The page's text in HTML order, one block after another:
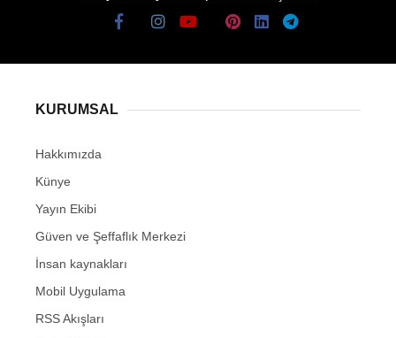
KURUMSAL
Hakkımızda
Künye
Yayın Ekibi
Güven ve Şeffaflık Merkezi
İnsan kaynakları
Mobil Uygulama
RSS Akışları